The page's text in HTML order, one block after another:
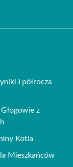
I półrocza
z
Kotla
Mieszkańców